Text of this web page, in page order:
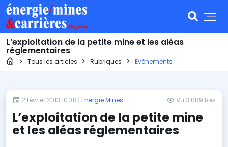
L’exploitation de la petite mine et les aléas
réglementaires
Page d'accueil
Tous les articles Rubriques Evénements
2 février 2013 10:38 | Energie Mines Vu 3 009 fois
L’exploitation de la petite mine
et les aléas réglementaires